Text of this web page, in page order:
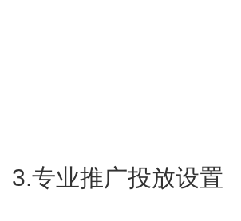
3.​专业推广投放设置